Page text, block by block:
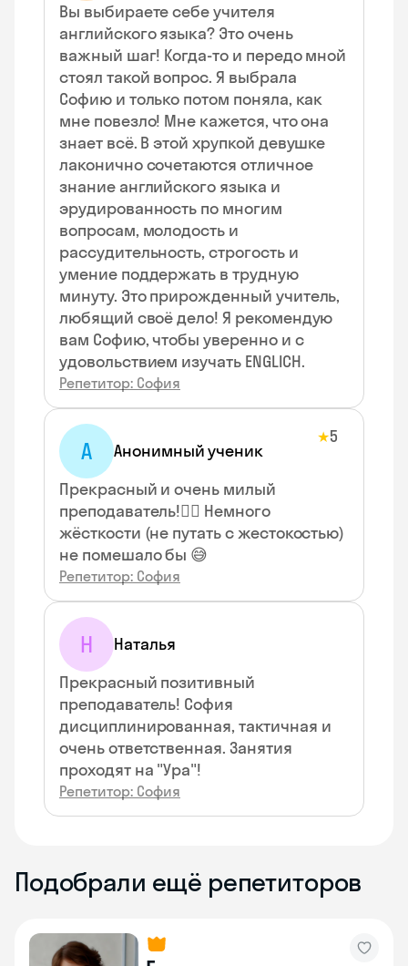
Вы выбираете себе учителя
английского языка? Это очень
важный шаг! Когда-то и передо мной
стоял такой вопрос. Я выбрала
Софию и только потом поняла, как
мне повезло! Мне кажется, что она
знает всё. В этой хрупкой девушке
лаконично сочетаются отличное
знание английского языка и
эрудированность по многим
вопросам, молодость и
рассудительность, строгость и
умение поддержать в трудную
минуту. Это прирожденный учитель,
любящий своё дело! Я рекомендую
вам Софию, чтобы уверенно и с
удовольствием изучать ENGLICH.
Репетитор: София
А Анонимный ученик
★5
Прекрасный и очень милый
преподаватель!👍🏻 Немного
жёсткости (не путать с жестокостью)
не помешало бы 😅
Репетитор: София
Н
Наталья
Прекрасный позитивный
преподаватель! София
дисциплинированная, тактичная и
очень ответственная. Занятия
проходят на "Ура"!
Репетитор: София
Подобрали ещё репетиторов